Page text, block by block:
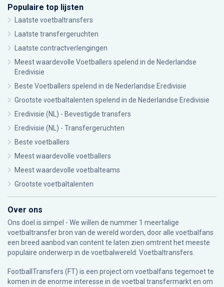
Populaire top lijsten
Laatste voetbaltransfers
Laatste transfergeruchten
Laatste contractverlengingen
Meest waardevolle Voetballers spelend in de Nederlandse
Eredivisie
Beste Voetballers spelend in de Nederlandse Eredivisie
Grootste voetbaltalenten spelend in de Nederlandse Eredivisie
Eredivisie (NL) - Bevestigde transfers
Eredivisie (NL) - Transfergeruchten
Beste voetballers
Meest waardevolle voetballers
Meest waardevolle voetbalteams
Grootste voetbaltalenten
Over ons
Ons doel is simpel - We willen de nummer 1 meertalige
voetbaltransfer bron van de wereld worden, door alle voetbalfans
een breed aanbod van content te laten zien omtrent het meeste
populaire onderwerp in de voetbalwereld: Voetbaltransfers.
FootballTransfers (FT) is een project om voetbalfans tegemoet te
komen in de enorme interesse in de voetbal transfermarkt en om